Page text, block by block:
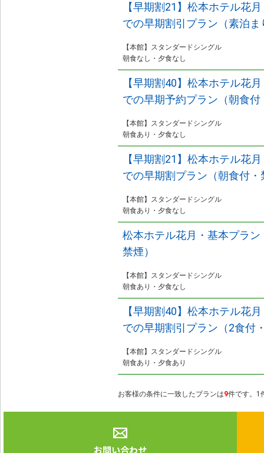
【早期割21】松本ホテル花
での早期割引プラン（素泊ま
【本館】スタンダードシングル
朝食なし・夕食なし
【早期割40】松本ホテル花
での早期予約プラン（朝食付
【本館】スタンダードシングル
朝食あり・夕食なし
【早期割21】松本ホテル花
での早期割プラン（朝食付・
【本館】スタンダードシングル
朝食あり・夕食なし
松本ホテル花月・基本プラン
禁煙）
【本館】スタンダードシングル
朝食あり・夕食なし
【早期割40】松本ホテル花
での早期割引プラン（2食付
【本館】スタンダードシングル
朝食あり・夕食あり
お客様の条件に一致したプランは9件です。1
お問い合わせ